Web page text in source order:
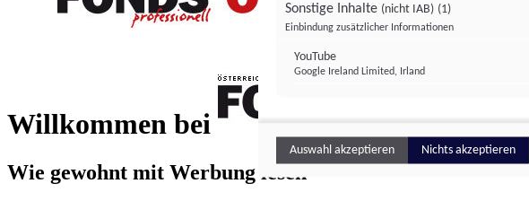
Willkommen bei
FONDS professionell
Wie gewohnt mit Werbung lesen
Sonstige Inhalte (nicht IAB) (1)
Einbindung zusätzlicher Informationen
YouTube
Google Ireland Limited, Irland
Auswahl akzeptieren Nichts akzeptieren